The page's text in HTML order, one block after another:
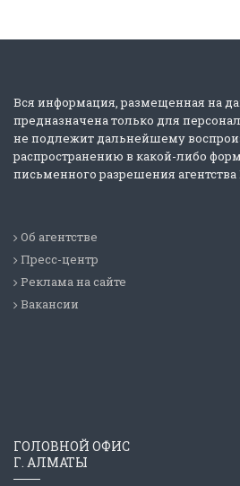
Вся информация, размещенная на
предназначена только для
не подлежит дальнейшему
распространению в какой-либо
письменного разрешения агентства
Об агентстве
Пресс-центр
Реклама на сайте
Вакансии
ГОЛОВНОЙ ОФИС
Г. АЛМАТЫ